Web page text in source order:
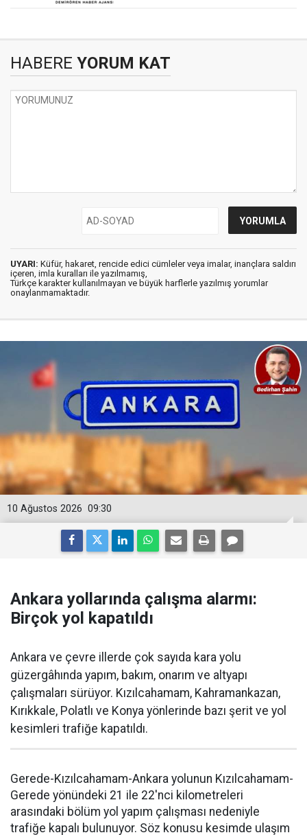
HABERE YORUM KAT
UYARI: Küfür, hakaret, rencide edici cümleler veya imalar, inançlara saldırı
içeren, imla kuralları ile yazılmamış,
Türkçe karakter kullanılmayan ve büyük harflerle yazılmış yorumlar
onaylanmamaktadır.
09:30
10 Ağustos 2026
Ankara yollarında çalışma alarmı:
Birçok yol kapatıldı
Ankara ve çevre illerde çok sayıda kara yolu
güzergâhında yapım, bakım, onarım ve altyapı
çalışmaları sürüyor. Kızılcahamam, Kahramankazan,
Kırıkkale, Polatlı ve Konya yönlerinde bazı şerit ve yol
kesimleri trafiğe kapatıldı.
Gerede-Kızılcahamam-Ankara yolunun Kızılcahamam-
Gerede yönündeki 21 ile 22'nci kilometreleri
arasındaki bölüm yol yapım çalışması nedeniyle
trafiğe kapalı bulunuyor. Söz konusu kesimde ulaşım